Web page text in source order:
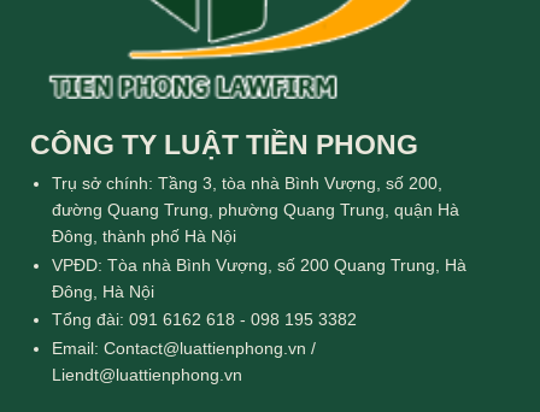
CÔNG TY LUẬT TIỀN PHONG
Trụ sở chính: Tầng 3, tòa nhà Bình Vượng, số 200,
đường Quang Trung, phường Quang Trung, quận Hà
Đông, thành phố Hà Nội
VPĐD: Tòa nhà Bình Vượng, số 200 Quang Trung, Hà
Đông, Hà Nội
Tổng đài: 091 6162 618 - 098 195 3382
Email: Contact@luattienphong.vn /
Liendt@luattienphong.vn